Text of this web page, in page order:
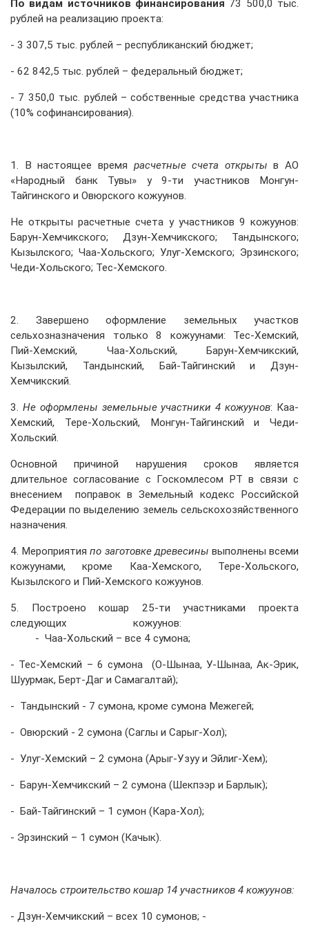
По видам источников финансирования 73 500,0 тыс.
рублей на реализацию проекта:
- 3 307,5 тыс. рублей – республиканский бюджет;
- 62 842,5 тыс. рублей – федеральный бюджет;
- 7 350,0 тыс. рублей – собственные средства участника
(10% софинансирования).
1. В настоящее время расчетные счета открыты в АО
«Народный банк Тувы» у 9-ти участников Монгун-
Тайгинского и Овюрского кожуунов.
Не открыты расчетные счета у участников 9 кожуунов:
Барун-Хемчикского; Дзун-Хемчикского; Тандынского;
Кызылского; Чаа-Хольского; Улуг-Хемского; Эрзинского;
Чеди-Хольского; Тес-Хемского.
2. Завершено оформление земельных участков
сельхозназначения только 8 кожуунами: Тес-Хемский,
Пий-Хемский, Чаа-Хольский, Барун-Хемчикский,
Кызылский, Тандынский, Бай-Тайгинский и Дзун-
Хемчикский.
3. Не оформлены земельные участники 4 кожуунов: Каа-
Хемский, Тере-Хольский, Монгун-Тайгинский и Чеди-
Хольский.
Основной причиной нарушения сроков является
длительное согласование с Госкомлесом РТ в связи с
внесением поправок в Земельный кодекс Российской
Федерации по выделению земель сельскохозяйственного
назначения.
4. Мероприятияпо заготовке древесины выполнены всеми
кожуунами, кроме Каа-Хемского, Тере-Хольского,
Кызылского и Пий-Хемского кожуунов.
5. Построено кошар 25-ти участниками проекта
следующих кожуунов:
- Чаа-Хольский – все 4 сумона;
- Тес-Хемский – 6 сумона (О-Шынаа, У-Шынаа, Ак-Эрик,
Шуурмак, Берт-Даг и Самагалтай);
- Тандынский - 7 сумона, кроме сумона Межегей;
- Овюрский - 2 сумона (Саглы и Сарыг-Хол);
- Улуг-Хемский – 2 сумона (Арыг-Узуу и Эйлиг-Хем);
- Барун-Хемчикский – 2 сумона (Шекпээр и Барлык);
- Бай-Тайгинский – 1 сумон (Кара-Хол);
- Эрзинский – 1 сумон (Качык).
Началось строительство кошар 14 участников 4 кожуунов:
- Дзун-Хемчикский – всех 10 сумонов; -